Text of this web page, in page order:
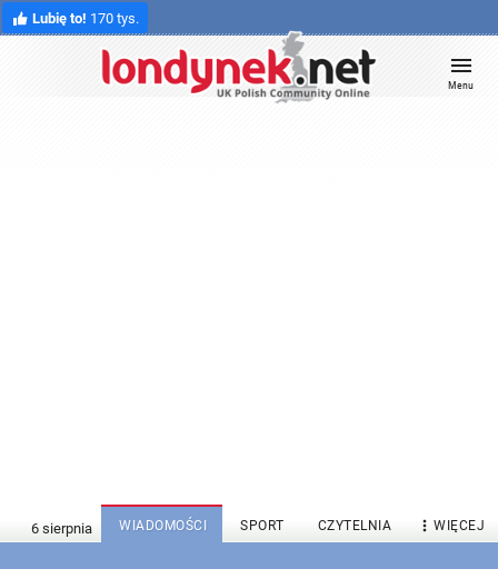
Lubię to! 170 tys.
Menu
WIADOMOŚCI SPORT CZYTELNIA  WIĘCEJ